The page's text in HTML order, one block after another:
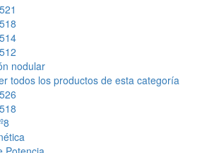
nodular
todos los productos de esta categoría